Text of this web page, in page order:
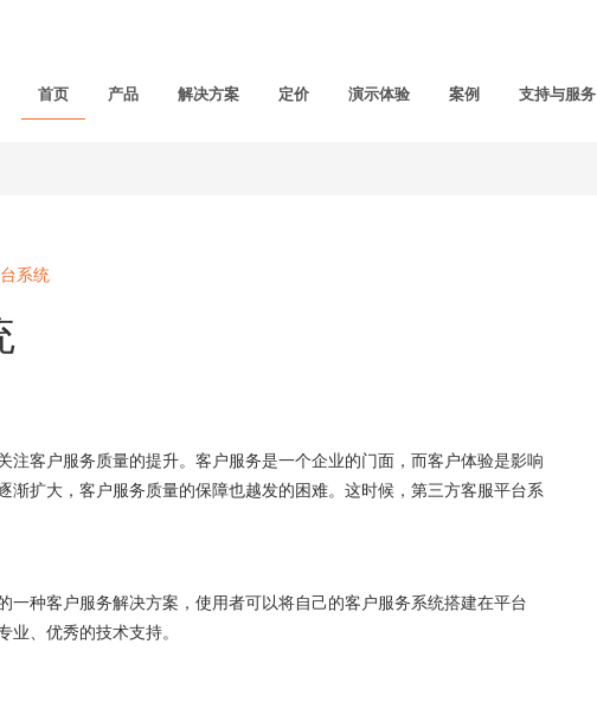
首页 产品 解决方案 定价 演示体验 案例 支持与服务
系统
户服务质量的提升。客户服务是一个企业的门面，而客户体验是影响
渐扩大，客户服务质量的保障也越发的困难。这时候，第三方客服平台系
客户服务解决方案，使用者可以将自己的客户服务系统搭建在平台
、优秀的技术支持。